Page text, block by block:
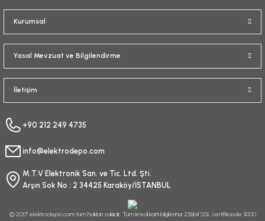
Kurumsal
Yasal Mevzuat ve Bilgilendirme
İletişim
+90 212 249 4735
info@elektrodepo.com
M.T.V Elektronik San. ve Tic. Ltd. Şti.
Arşın Sok No : 2 34425 Karaköy/İSTANBUL
© 2017 elektrodepo.com tüm hakları saklıdır. Tüm kredi kartı bilgileriniz 256bit SSL sertifikası ile %100